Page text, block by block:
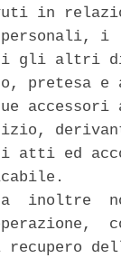
in
gli altri
pretesa e
ed
inoltre